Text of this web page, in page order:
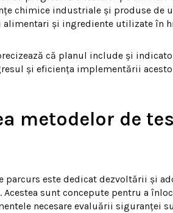
chimice industriale și produse de
și ingrediente utilizate în
că planul include și
și eficiența implementării
metodelor de
parcurs este dedicat dezvoltării și
Acestea sunt concepute pentru a
necesare evaluării siguranței